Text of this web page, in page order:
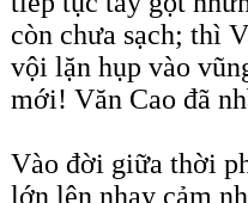
còn chưa sạch; thì
vội lặn hụp vào
mới! Văn Cao đã
Vào đời giữa thời
lớn lên nhạy cảm